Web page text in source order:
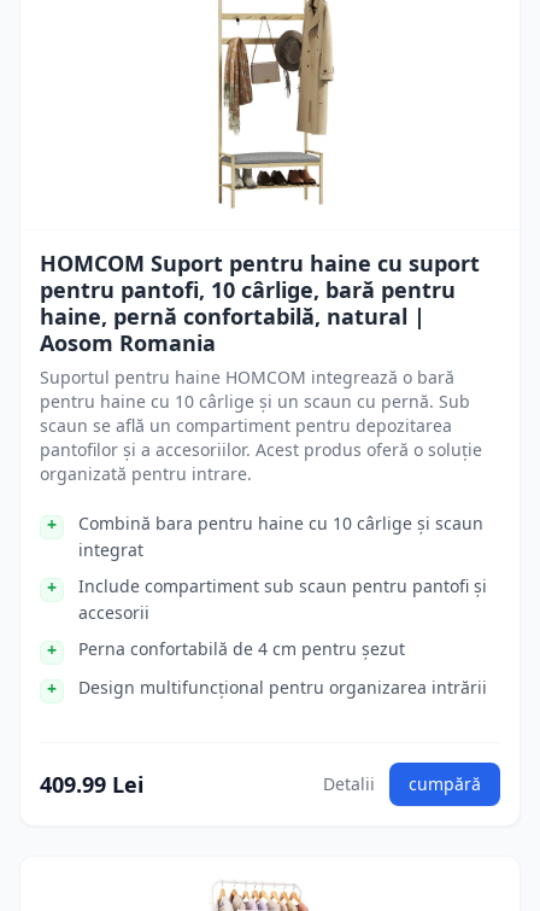
HOMCOM Suport pentru haine cu suport
pentru pantofi, 10 cârlige, bară pentru
haine, pernă confortabilă, natural |
Aosom Romania
Suportul pentru haine HOMCOM integrează o bară
pentru haine cu 10 cârlige și un scaun cu pernă. Sub
scaun se află un compartiment pentru depozitarea
pantofilor și a accesoriilor. Acest produs oferă o soluție
organizată pentru intrare.
Combină bara pentru haine cu 10 cârlige și scaun
integrat
Include compartiment sub scaun pentru pantofi și
accesorii
Perna confortabilă de 4 cm pentru șezut
Design multifuncțional pentru organizarea intrării
409.99 Lei Detalii cumpără